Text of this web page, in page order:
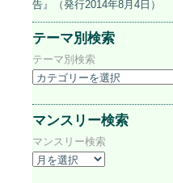
告』（発行2014年8月4日）
テーマ別検索
テーマ別検索
マンスリー検索
マンスリー検索